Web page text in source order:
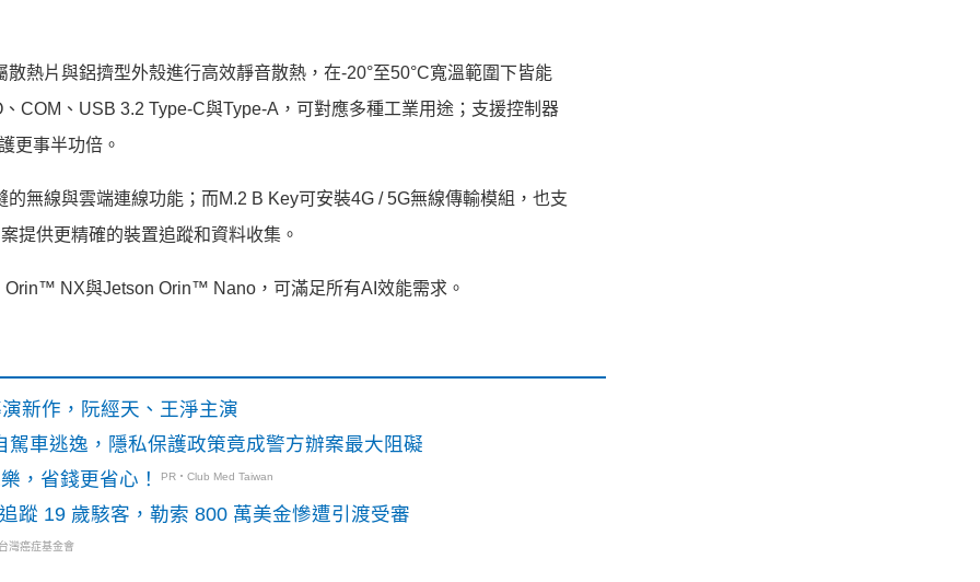
熱片與鋁擠型外殼進行高效靜音散熱，在-20°至50°C寬溫範圍下皆能
COM、USB 3.2 Type-C與Type-A，可對應多種工業用途；支援控制器
更事半功倍。
無線與雲端連線功能；而M.2 B Key可安裝4G / 5G無線傳輸模組，也支
提供更精確的裝置追蹤和資料收集。
NX與Jetson Orin™ Nano，可滿足所有AI效能需求。
新作，阮經天、王淨主演
車逃逸，隱私保護政策竟成警方辦案最大阻礙
，省錢更省心！
PR・Club Med Taiwan
蹤 19 歲駭客，勒索 800 萬美金慘遭引渡受審
灣癌症基金會